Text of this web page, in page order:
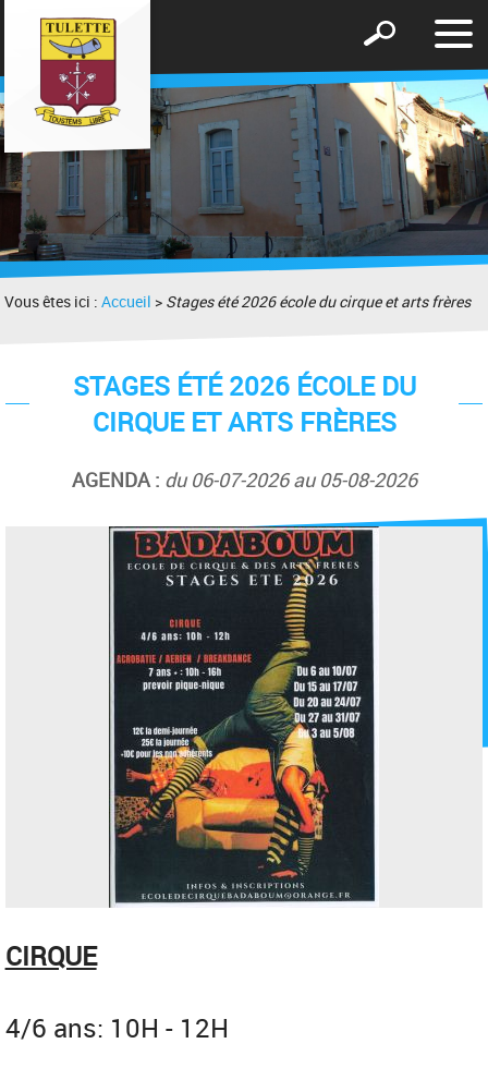
le
Afficher
formulaire
de
recherche
Vous êtes ici :Accueil > Stages été 2026 école du cirque et arts frères
STAGES ÉTÉ 2026 ÉCOLE DU
CIRQUE ET ARTS FRÈRES
AGENDA : du 06-07-2026 au 05-08-2026
CIRQUE
4/6 ans: 10H - 12H